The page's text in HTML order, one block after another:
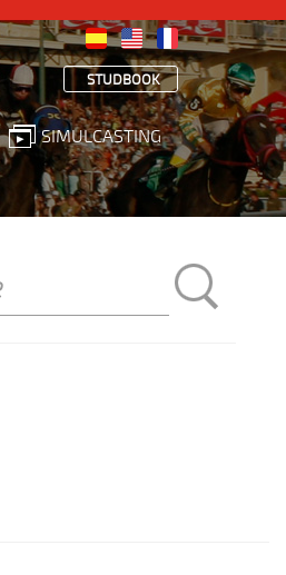
STUDBOOK
SIMULCASTING